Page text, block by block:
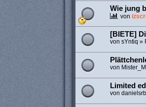
Wie jung
von
[BIETE]
von sYntiq »
von
Limited
von danielsrb